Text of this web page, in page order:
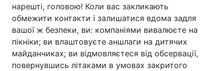
Тема оформлення
нарешті, головою! Коли вас закликають
обмежити контакти і залишатися вдома задля
вашої ж безпеки, ви: компаніями вивалюєте на
пікніки; ви влаштовуєте аншлаги на дитячих
майданчиках; ви відмовляєтеся від обсервації,
повернувшись літаками в умовах закритого